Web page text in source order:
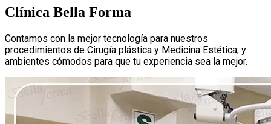
Clínica Bella Forma
Contamos con la mejor tecnología para nuestros
procedimientos de Cirugía plástica y Medicina Estética, y
ambientes cómodos para que tu experiencia sea la mejor.